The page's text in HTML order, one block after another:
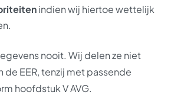
indien wij hiertoe wettelijk
nooit. Wij delen ze niet
EER, tenzij met passende
hoofdstuk V AVG.